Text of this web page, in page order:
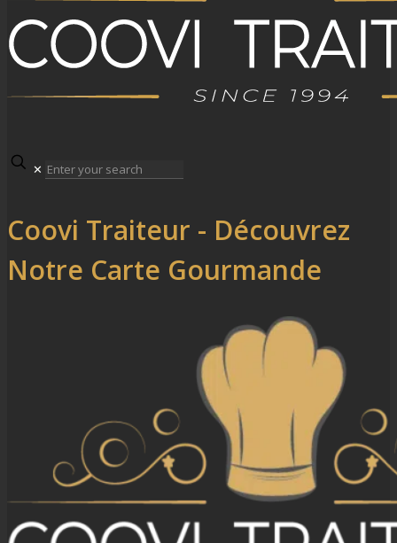
✕
Coovi Traiteur - Découvrez
Notre Carte Gourmande